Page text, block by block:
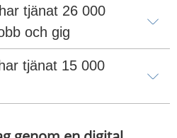
tjänat 26 000
och gig
tjänat 15 000